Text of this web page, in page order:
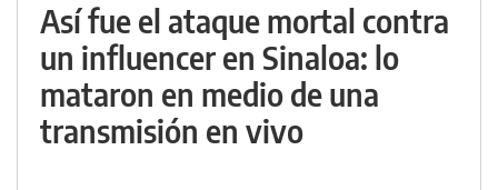
Así fue el ataque mortal contra
un influencer en Sinaloa: lo
mataron en medio de una
transmisión en vivo